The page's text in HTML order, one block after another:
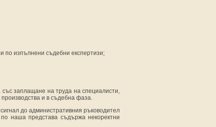
по изпълнени съдебни експертизи;
заплащане на труда на специалисти,
и в съдебна фаза.
до административния ръководител
наша представа съдържа некоректни